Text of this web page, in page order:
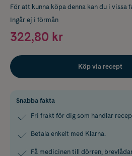
För att kunna köpa denna kan du i vissa
Ingår ej i förmån
322,80 kr
Köp via recept
Snabba fakta
Fri frakt för dig som handlar
Betala enkelt med Klarna.
Få medicinen till dörren,